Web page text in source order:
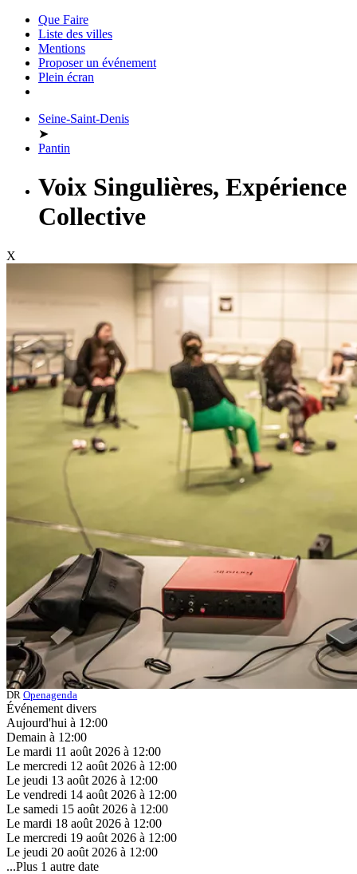
Que Faire
Liste des villes
Mentions
Proposer un événement
Plein écran
Seine-Saint-Denis
➤
Pantin
Voix Singulières, Expérience
Collective
X
DR Openagenda
Événement divers
Aujourd'hui à 12:00
Demain à 12:00
Le mardi 11 août 2026 à 12:00
Le mercredi 12 août 2026 à 12:00
Le jeudi 13 août 2026 à 12:00
Le vendredi 14 août 2026 à 12:00
Le samedi 15 août 2026 à 12:00
Le mardi 18 août 2026 à 12:00
Le mercredi 19 août 2026 à 12:00
Le jeudi 20 août 2026 à 12:00
...Plus 1 autre date